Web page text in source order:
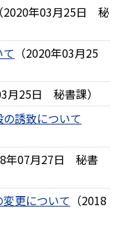
（2020年03月25日
秘
（2020年03月25
月25日 秘書課）
誘致について
年07月27日
秘書
更について （2018